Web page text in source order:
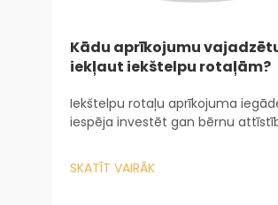
Kādu aprīkojumu
iekļaut iekštelpu rotaļām?
Iekštelpu rotaļu aprīkojuma
iespēja investēt gan bērnu
uz manu pieredzi, strādājot ar
vietnes īpašniekiem, es saprotu
SKATĪT VAIRĀK